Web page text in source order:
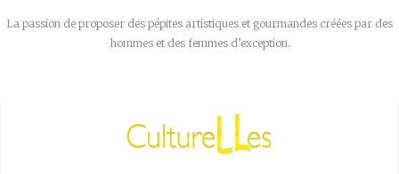
La passion de proposer des pépites artistiques et gourmandes créées par des
hommes et des femmes d’exception.